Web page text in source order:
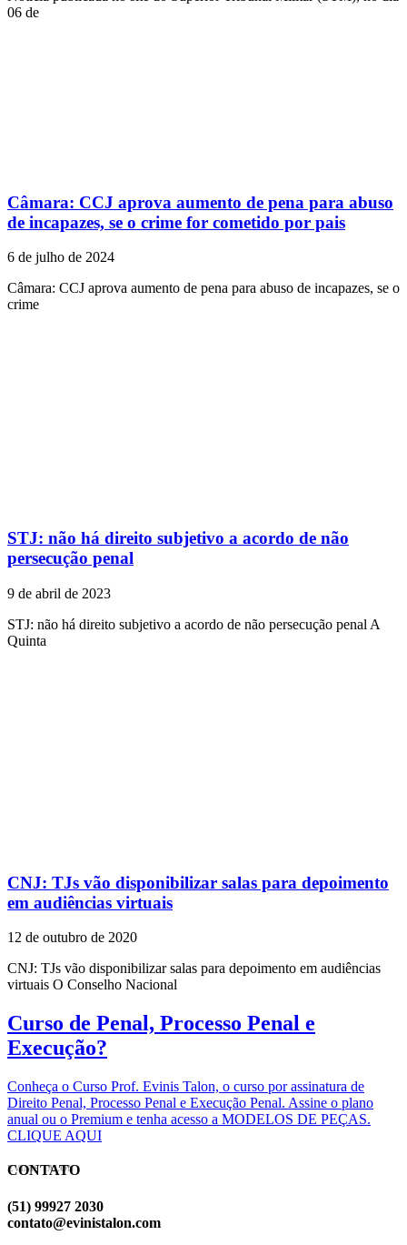
06 de
Câmara: CCJ aprova aumento de pena para abuso
de incapazes, se o crime for cometido por pais
6 de julho de 2024
Câmara: CCJ aprova aumento de pena para abuso de incapazes, se o
crime
STJ: não há direito subjetivo a acordo de não
persecução penal
9 de abril de 2023
STJ: não há direito subjetivo a acordo de não persecução penal ​A
Quinta
CNJ: TJs vão disponibilizar salas para depoimento
em audiências virtuais
12 de outubro de 2020
CNJ: TJs vão disponibilizar salas para depoimento em audiências
virtuais O Conselho Nacional
Curso de Penal, Processo Penal e
Execução?
Conheça o Curso Prof. Evinis Talon, o curso por assinatura de
Direito Penal, Processo Penal e Execução Penal. Assine o plano
anual ou o Premium e tenha acesso a MODELOS DE PEÇAS.
CLIQUE AQUI
EVINIS TALON
CONTATO
(51) 99927 2030
contato@evinistalon.com